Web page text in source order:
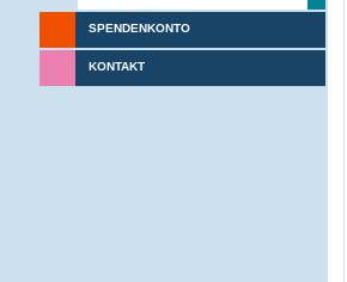
SPENDENKONTO
KONTAKT